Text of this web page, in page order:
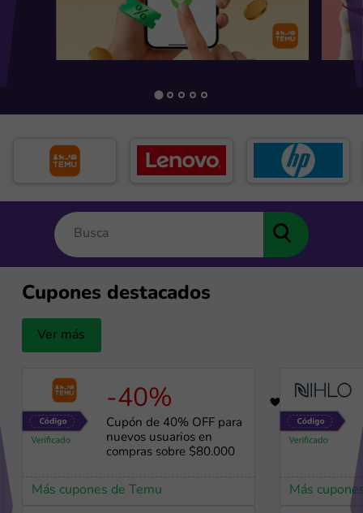
Cupones destacados
Ver más
-40%
Cupón de 40% OFF para
nuevos usuarios en
compras sobre $80.000
Más cupones de Temu Más